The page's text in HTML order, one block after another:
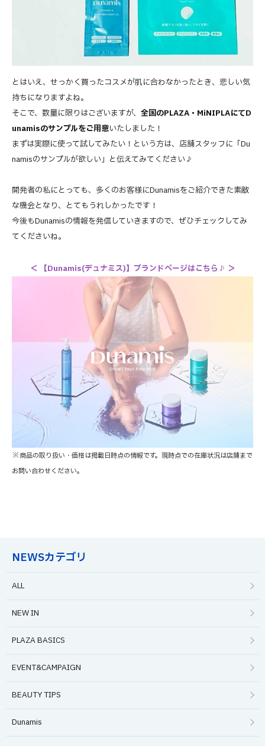
とはいえ、せっかく買ったコスメが肌に合わなかったとき、悲しい気
持ちになりますよね。
そこで、数量に限りはございますが、 全国のPLAZA・MiNIPLAにてD
unamisのサンプルをご用意いたしました！
まずは実際に使って試してみたい！という方は、店舗スタッフに「Du
namisのサンプルが欲しい」と伝えてみてください♪
開発者の私にとっても、多くのお客様にDunamisをご紹介できた素敵
な機会となり、とてもうれしかったです！
今後もDunamisの情報を発信していきますので、ぜひチェックしてみ
てくださいね。
＜ 【Dunamis(デュナミス)】ブランドページはこちら♪ ＞
※商品の取り扱い・価格は掲載日時点の情報です。現時点での在庫状況は店舗まで
お問い合わせください。
NEWSカテゴリ
ALL
NEW IN
PLAZA BASICS
EVENT&CAMPAIGN
BEAUTY TIPS
Dunamis